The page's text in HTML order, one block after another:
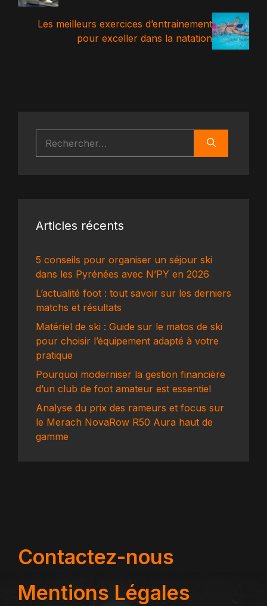
Les meilleurs exercices d’entrainement
pour exceller dans la natation
Articles récents
5 conseils pour organiser un séjour ski
dans les Pyrénées avec N’PY en 2026
L’actualité foot : tout savoir sur les derniers
matchs et résultats
Matériel de ski : Guide sur le matos de ski
pour choisir l’équipement adapté à votre
pratique
Pourquoi moderniser la gestion financière
d’un club de foot amateur est essentiel
Analyse du prix des rameurs et focus sur
le Merach NovaRow R50 Aura haut de
gamme
Contactez-nous
Mentions Légales